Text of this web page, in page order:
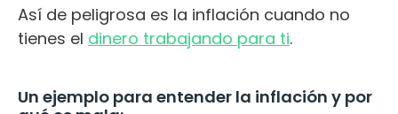
Así de peligrosa es la inflación cuando no
tienes el dinero trabajando para ti.
Un ejemplo para entender la inflación y por